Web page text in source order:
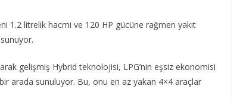
1.2 litrelik hacmi ve 120 HP gücüne rağmen yakıt
gelişmiş Hybrid teknolojisi, LPG’nin eşsiz ekonomisi
arada sunuluyor. Bu, onu en az yakan 4×4 araçlar